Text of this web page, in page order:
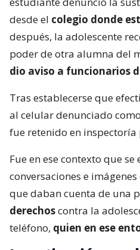
desde el colegio donde
después, la adolescente
poder de otra alumna del
dio aviso a funcionarios
Tras establecerse que
al celular denunciado
fue retenido en inspectoría
Fue en ese contexto que
conversaciones e
que daban cuenta de una
derechoscontra la
teléfono, quien en ese